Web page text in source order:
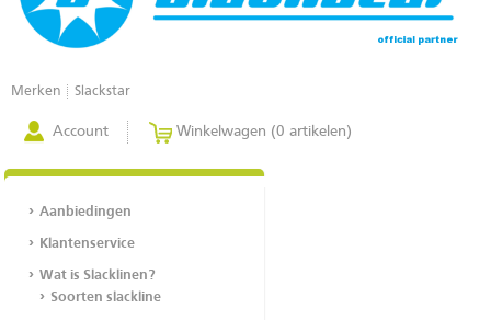
Merken Slackstar
Account Winkelwagen (0 artikelen)
Aanbiedingen
Klantenservice
Wat is Slacklinen?
Soorten slackline